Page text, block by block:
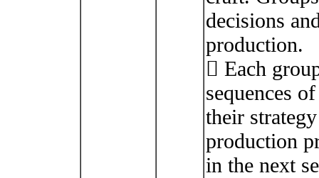
decisions
production.
 Each
sequences
their
production
in the next